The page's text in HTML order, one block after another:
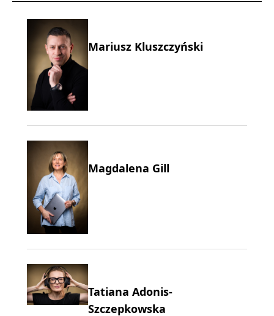
Mariusz Kluszczyński
Magdalena Gill
Tatiana Adonis-
Szczepkowska